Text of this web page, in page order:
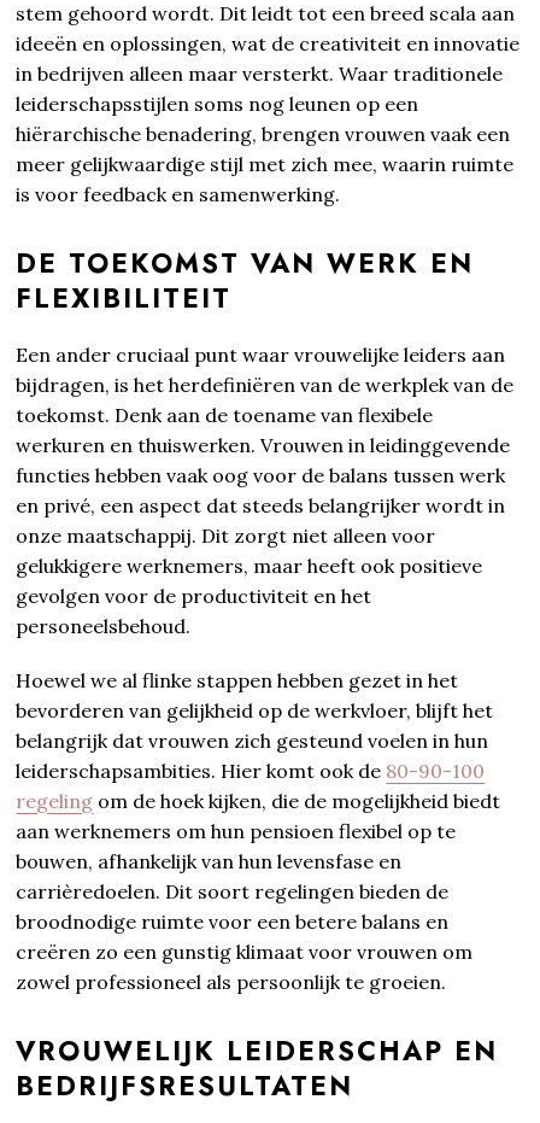
stem gehoord wordt. Dit leidt tot een breed scala aan
ideeën en oplossingen, wat de creativiteit en innovatie
in bedrijven alleen maar versterkt. Waar traditionele
leiderschapsstijlen soms nog leunen op een
hiërarchische benadering, brengen vrouwen vaak een
meer gelijkwaardige stijl met zich mee, waarin ruimte
is voor feedback en samenwerking.
DE TOEKOMST VAN WERK EN
FLEXIBILITEIT
Een ander cruciaal punt waar vrouwelijke leiders aan
bijdragen, is het herdefiniëren van de werkplek van de
toekomst. Denk aan de toename van flexibele
werkuren en thuiswerken. Vrouwen in leidinggevende
functies hebben vaak oog voor de balans tussen werk
en privé, een aspect dat steeds belangrijker wordt in
onze maatschappij. Dit zorgt niet alleen voor
gelukkigere werknemers, maar heeft ook positieve
gevolgen voor de productiviteit en het
personeelsbehoud.
Hoewel we al flinke stappen hebben gezet in het
bevorderen van gelijkheid op de werkvloer, blijft het
belangrijk dat vrouwen zich gesteund voelen in hun
leiderschapsambities. Hier komt ook de 80-90-100
regeling om de hoek kijken, die de mogelijkheid biedt
aan werknemers om hun pensioen flexibel op te
bouwen, afhankelijk van hun levensfase en
carrièredoelen. Dit soort regelingen bieden de
broodnodige ruimte voor een betere balans en
creëren zo een gunstig klimaat voor vrouwen om
zowel professioneel als persoonlijk te groeien.
VROUWELIJK LEIDERSCHAP EN
BEDRIJFSRESULTATEN